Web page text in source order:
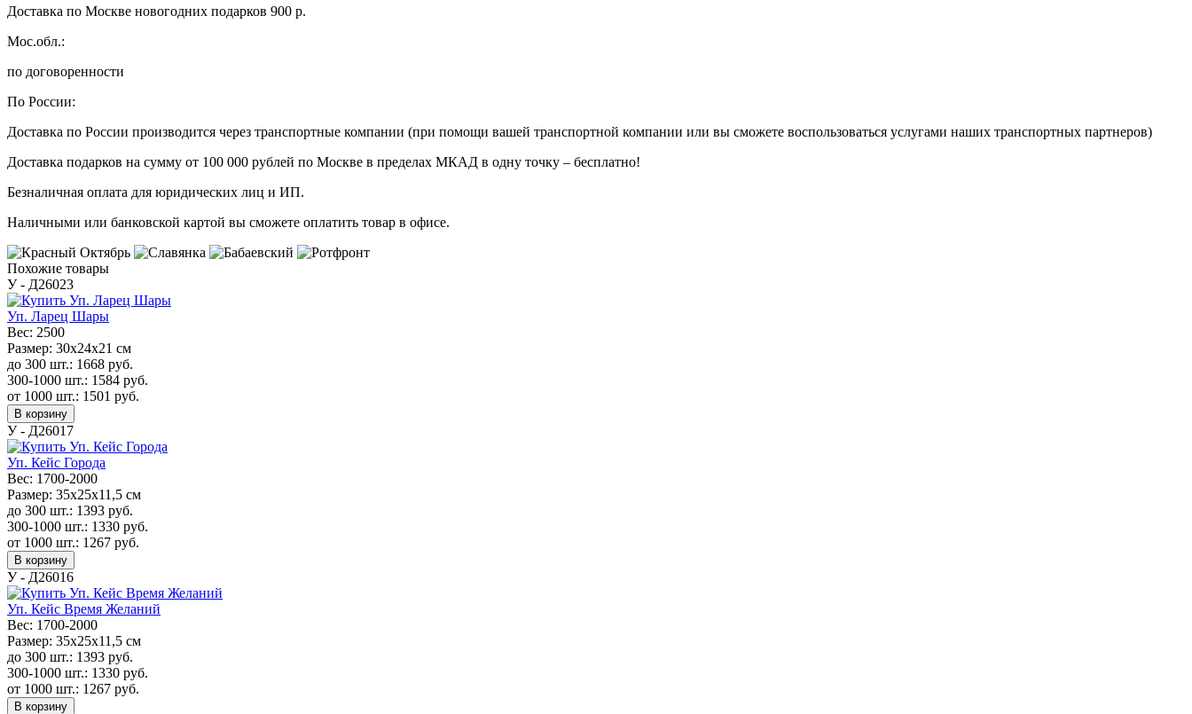
Доставка по Москве новогодних подарков 900 р.
Мос.обл.:
по договоренности
По России:
Доставка по России производится через транспортные компании (при помощи вашей транспортной компании или вы сможете воспользоваться услугами наших транспортных партнеров)
Доставка подарков на сумму от 100 000 рублей по Москве в пределах МКАД в одну точку – бесплатно!
Безналичная оплата для юридических лиц и ИП.
Наличными или банковской картой вы сможете оплатить товар в офисе.
Похожие товары
У - Д26023
Уп. Ларец Шары
Вес: 2500
Размер: 30х24х21 см
до 300 шт.: 1668 руб.
300-1000 шт.: 1584 руб.
от 1000 шт.: 1501 руб.
В корзину
У - Д26017
Уп. Кейс Города
Вес: 1700-2000
Размер: 35x25x11,5 см
до 300 шт.: 1393 руб.
300-1000 шт.: 1330 руб.
от 1000 шт.: 1267 руб.
В корзину
У - Д26016
Уп. Кейс Время Желаний
Вес: 1700-2000
Размер: 35x25x11,5 см
до 300 шт.: 1393 руб.
300-1000 шт.: 1330 руб.
от 1000 шт.: 1267 руб.
В корзину